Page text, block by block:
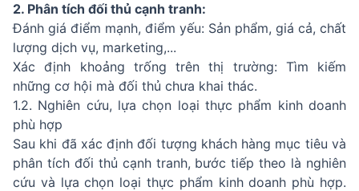
2. Phân tích đối thủ cạnh tranh:
Đánh giá điểm mạnh, điểm yếu: Sản phẩm, giá cả, chất
lượng dịch vụ, marketing,...
Xác định khoảng trống trên thị trường: Tìm kiếm
những cơ hội mà đối thủ chưa khai thác.
1.2. Nghiên cứu, lựa chọn loại thực phẩm kinh doanh
phù hợp
Sau khi đã xác định đối tượng khách hàng mục tiêu và
phân tích đối thủ cạnh tranh, bước tiếp theo là nghiên
cứu và lựa chọn loại thực phẩm kinh doanh phù hợp.